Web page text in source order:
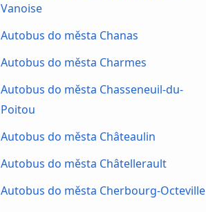
Vanoise
Autobus do města Chanas
Autobus do města Charmes
Autobus do města Chasseneuil-du-
Poitou
Autobus do města Châteaulin
Autobus do města Châtellerault
Autobus do města Cherbourg-Octeville